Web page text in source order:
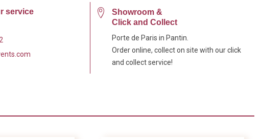
service
Showroom &
Click and Collect
Porte de Paris in Pantin.
Order online, collect on site with our click
and collect service!